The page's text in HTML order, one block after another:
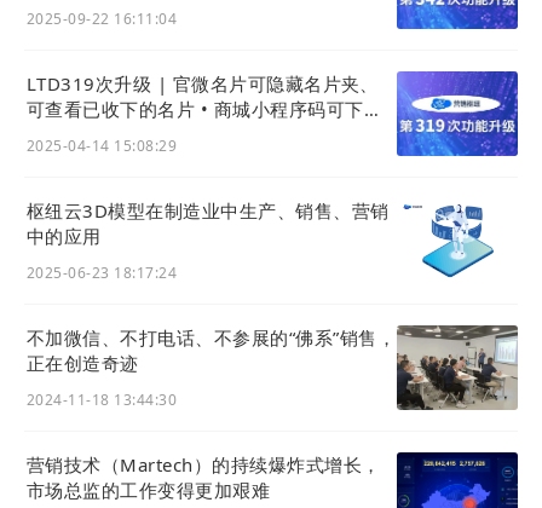
4）移动端商城专栏商品详情页，可显示设置的封面图片
可看见讲师的联系电话和微信二维码）、专栏目录记忆
商品一览、专栏评论和专栏详情。
2025-09-22 16:11:04
LTD319次升级 | 官微名片可隐藏名片夹、
可查看已收下的名片 • 商城小程序码可下载
2025-04-14 15:08:29
枢纽云3D模型在制造业中生产、销售、营销
中的应用
2025-06-23 18:17:24
不加微信、不打电话、不参展的“佛系”销售，
正在创造奇迹
2024-11-18 13:44:30
营销技术（Martech）的持续爆炸式增长，
市场总监的工作变得更加艰难